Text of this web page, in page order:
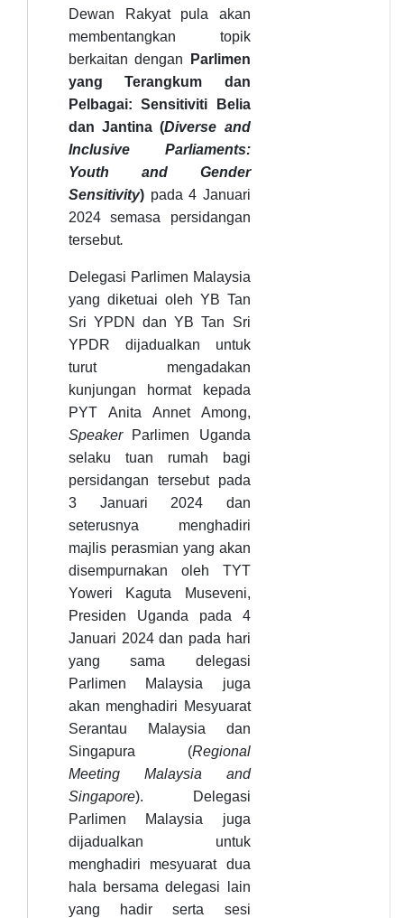
Dewan Rakyat pula akan
membentangkan topik
berkaitan dengan
Parlimen
yang Terangkum dan
Pelbagai: Sensitiviti Belia
dan Jantina (Diverse and
Inclusive Parliaments:
Youth and Gender
Sensitivity) pada 4 Januari
2024 semasa persidangan
tersebut.
Delegasi Parlimen Malaysia
yang diketuai oleh YB Tan
Sri YPDN dan YB Tan Sri
YPDR dijadualkan untuk
turut mengadakan
kunjungan hormat kepada
PYT Anita Annet Among,
SpeakerParlimen Uganda
selaku tuan rumah bagi
persidangan tersebut pada
3 Januari 2024 dan
seterusnya menghadiri
majlis perasmian yang akan
disempurnakan oleh TYT
Yoweri Kaguta Museveni,
Presiden Uganda pada 4
Januari 2024 dan pada hari
yang sama delegasi
Parlimen Malaysia juga
akan menghadiri Mesyuarat
Serantau Malaysia dan
Singapura (Regional
Meeting Malaysia and
Singapore).
Delegasi
Parlimen Malaysia juga
dijadualkan untuk
menghadiri mesyuarat dua
hala bersama delegasi lain
yang hadir serta sesi